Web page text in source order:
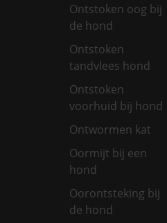
Ontstoken oog bij
de hond
Ontstoken
tandvlees hond
Ontstoken
voorhuid bij hond
Ontwormen kat
Oormijt bij een
hond
Oorontsteking bij
de hond